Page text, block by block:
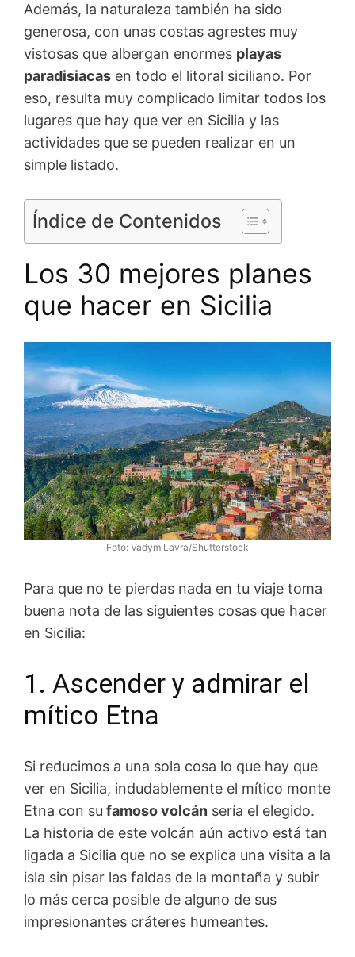
Además, la naturaleza también ha sido
generosa, con unas costas agrestes muy
vistosas que albergan enormes playas
paradisiacas en todo el litoral siciliano. Por
eso, resulta muy complicado limitar todos los
lugares que hay que ver en Sicilia y las
actividades que se pueden realizar en un
simple listado.
Índice de Contenidos
Los 30 mejores planes
que hacer en Sicilia
Foto: Vadym Lavra/Shutterstock
Para que no te pierdas nada en tu viaje toma
buena nota de las siguientes cosas que hacer
en Sicilia:
1. Ascender y admirar el
mítico Etna
Si reducimos a una sola cosa lo que hay que
ver en Sicilia, indudablemente el mítico monte
Etna con su famoso volcán sería el elegido.
La historia de este volcán aún activo está tan
ligada a Sicilia que no se explica una visita a la
isla sin pisar las faldas de la montaña y subir
lo más cerca posible de alguno de sus
impresionantes cráteres humeantes.